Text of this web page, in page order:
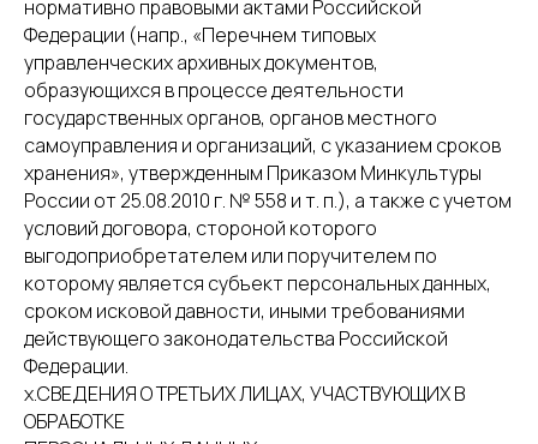
нормативно правовыми актами Российской
Федерации (напр., «Перечнем типовых
управленческих архивных документов,
образующихся в процессе деятельности
государственных органов, органов местного
самоуправления и организаций, с указанием сроков
хранения», утвержденным Приказом Минкультуры
России от 25.08.2010 г. № 558 и т. п.), а также с учетом
условий договора, стороной которого
выгодоприобретателем или поручителем по
которому является субъект персональных данных,
сроком исковой давности, иными требованиями
действующего законодательства Российской
Федерации.
х.СВЕДЕНИЯ О ТРЕТЬИХ ЛИЦАХ, УЧАСТВУЮЩИХ В
ОБРАБОТКЕ